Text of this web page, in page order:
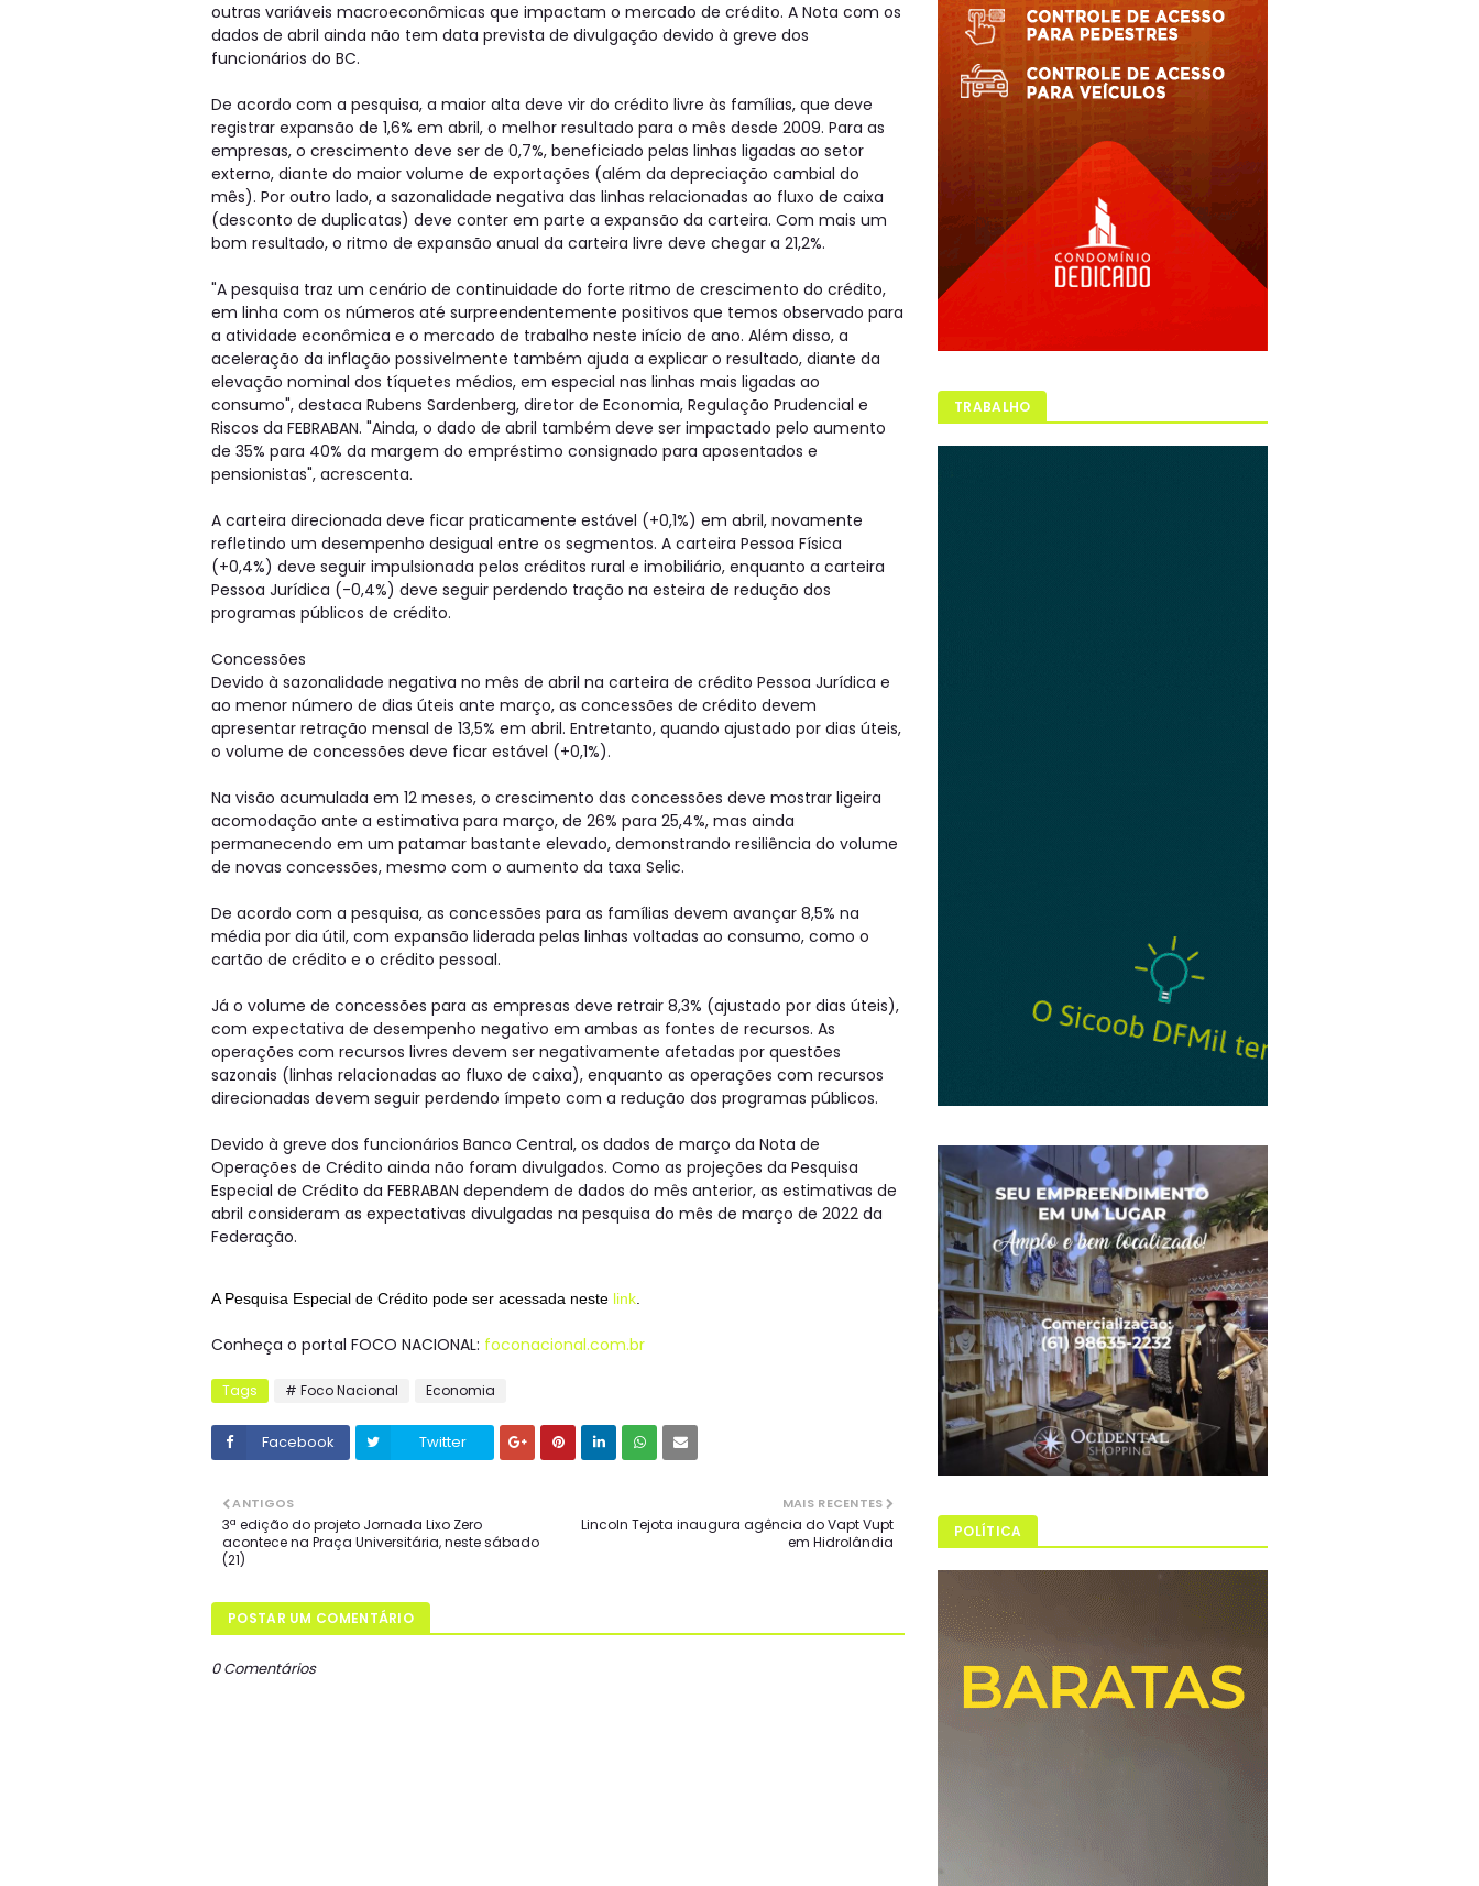
outras variáveis macroeconômicas que impactam o mercado de crédito. A Nota com os
dados de abril ainda não tem data prevista de divulgação devido à greve dos
funcionários do BC.
De acordo com a pesquisa, a maior alta deve vir do crédito livre às famílias, que deve
registrar expansão de 1,6% em abril, o melhor resultado para o mês desde 2009. Para as
empresas, o crescimento deve ser de 0,7%, beneficiado pelas linhas ligadas ao setor
externo, diante do maior volume de exportações (além da depreciação cambial do
mês). Por outro lado, a sazonalidade negativa das linhas relacionadas ao fluxo de caixa
(desconto de duplicatas) deve conter em parte a expansão da carteira. Com mais um
bom resultado, o ritmo de expansão anual da carteira livre deve chegar a 21,2%.
"A pesquisa traz um cenário de continuidade do forte ritmo de crescimento do crédito,
em linha com os números até surpreendentemente positivos que temos observado para
a atividade econômica e o mercado de trabalho neste início de ano. Além disso, a
aceleração da inflação possivelmente também ajuda a explicar o resultado, diante da
elevação nominal dos tíquetes médios, em especial nas linhas mais ligadas ao
consumo", destaca Rubens Sardenberg, diretor de Economia, Regulação Prudencial e
Riscos da FEBRABAN. "Ainda, o dado de abril também deve ser impactado pelo aumento
de 35% para 40% da margem do empréstimo consignado para aposentados e
pensionistas", acrescenta.
A carteira direcionada deve ficar praticamente estável (+0,1%) em abril, novamente
refletindo um desempenho desigual entre os segmentos. A carteira Pessoa Física
(+0,4%) deve seguir impulsionada pelos créditos rural e imobiliário, enquanto a carteira
Pessoa Jurídica (-0,4%) deve seguir perdendo tração na esteira de redução dos
programas públicos de crédito.
Concessões
Devido à sazonalidade negativa no mês de abril na carteira de crédito Pessoa Jurídica e
ao menor número de dias úteis ante março, as concessões de crédito devem
apresentar retração mensal de 13,5% em abril. Entretanto, quando ajustado por dias úteis,
o volume de concessões deve ficar estável (+0,1%).
Na visão acumulada em 12 meses, o crescimento das concessões deve mostrar ligeira
acomodação ante a estimativa para março, de 26% para 25,4%, mas ainda
permanecendo em um patamar bastante elevado, demonstrando resiliência do volume
de novas concessões, mesmo com o aumento da taxa Selic.
De acordo com a pesquisa, as concessões para as famílias devem avançar 8,5% na
média por dia útil, com expansão liderada pelas linhas voltadas ao consumo, como o
cartão de crédito e o crédito pessoal.
Já o volume de concessões para as empresas deve retrair 8,3% (ajustado por dias úteis),
com expectativa de desempenho negativo em ambas as fontes de recursos. As
operações com recursos livres devem ser negativamente afetadas por questões
sazonais (linhas relacionadas ao fluxo de caixa), enquanto as operações com recursos
direcionadas devem seguir perdendo ímpeto com a redução dos programas públicos.
Devido à greve dos funcionários Banco Central, os dados de março da Nota de
Operações de Crédito ainda não foram divulgados. Como as projeções da Pesquisa
Especial de Crédito da FEBRABAN dependem de dados do mês anterior, as estimativas de
abril consideram as expectativas divulgadas na pesquisa do mês de março de 2022 da
Federação.
A Pesquisa Especial de Crédito pode ser acessada neste link
Conheça o portal FOCO NACIONAL: foconacional.com.br
Tags # Foco Nacional Economia
Facebook Twitter
MAIS RECENTES
Lincoln Tejota inaugura agência do Vapt Vupt
em Hidrolândia
ANTIGOS
3ª edição do projeto Jornada Lixo Zero
acontece na Praça Universitária, neste sábado
(21)
POSTAR UM COMENTÁRIO
0 Comentários
TRABALHO
POLÍTICA